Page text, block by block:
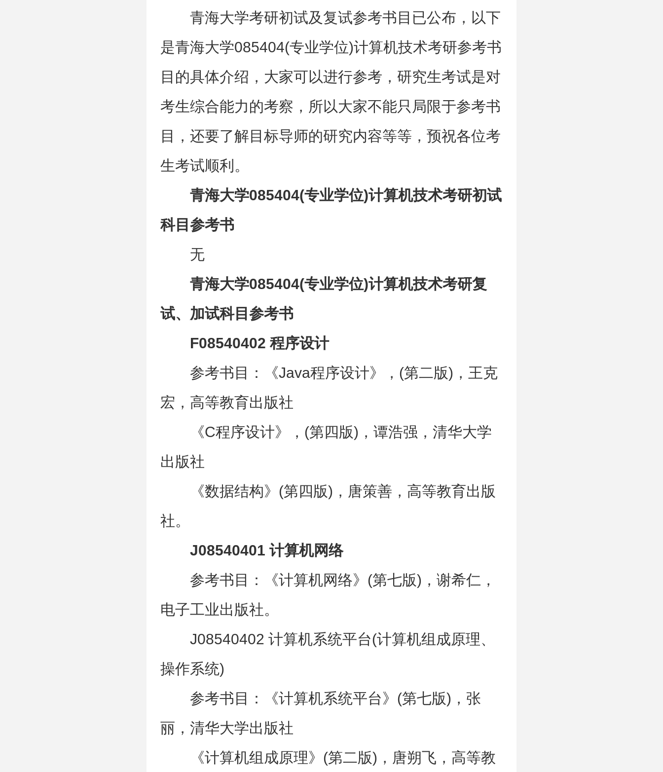
青海大学考研初试及复试参考书目已公布，以下
是青海大学085404(专业学位)计算机技术考研参考书
目的具体介绍，大家可以进行参考，研究生考试是对
考生综合能力的考察，所以大家不能只局限于参考书
目，还要了解目标导师的研究内容等等，预祝各位考
生考试顺利。
青海大学085404(专业学位)计算机技术考研初试
科目参考书
无
青海大学085404(专业学位)计算机技术考研复
试、加试科目参考书
F08540402 程序设计
参考书目：《Java程序设计》，(第二版)，王克
宏，高等教育出版社
《C程序设计》，(第四版)，谭浩强，清华大学
出版社
《数据结构》(第四版)，唐策善，高等教育出版
社。
J08540401 计算机网络
参考书目：《计算机网络》(第七版)，谢希仁，
电子工业出版社。
J08540402 计算机系统平台(计算机组成原理、
操作系统)
参考书目：《计算机系统平台》(第七版)，张
丽，清华大学出版社
《计算机组成原理》(第二版)，唐朔飞，高等教